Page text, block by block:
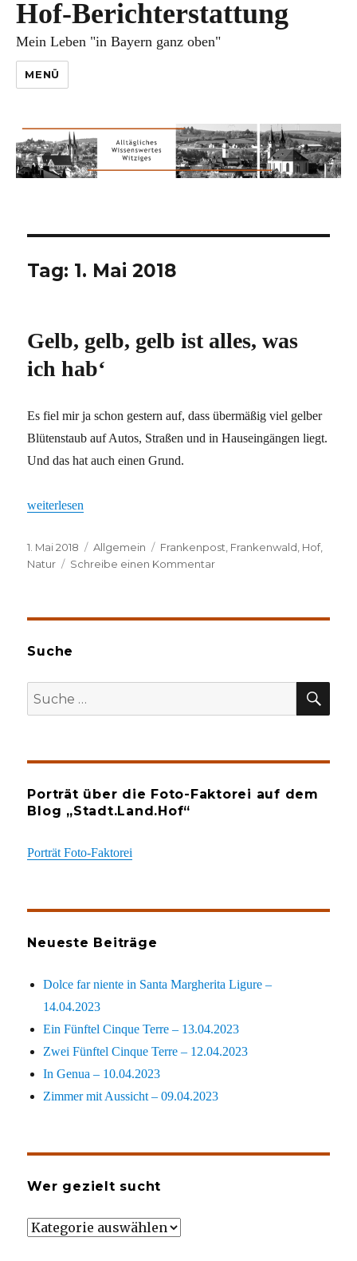
Hof-Berichterstattung
Mein Leben "in Bayern ganz oben"
MENÜ
Tag: 1. Mai 2018
Gelb, gelb, gelb ist alles, was
ich hab‘
Es fiel mir ja schon gestern auf, dass übermäßig viel gelber
Blütenstaub auf Autos, Straßen und in Hauseingängen liegt.
Und das hat auch einen Grund.
„Gelb, gelb, gelb ist alles, was ich hab‘“
weiterlesen
Veröffentlicht
am
1. Mai 2018 Kategorien
Allgemein Schlagwörter
Frankenpost Frankenwald Hof,
Natur
Schreibe einen Kommentarzu
ich
Suche
Suche
nach:
Porträt über die Foto-Faktorei auf dem
Blog „Stadt.Land.Hof“
Porträt Foto-Faktorei
Neueste Beiträge
Dolce far niente in Santa Margherita Ligure –
14.04.2023
Ein Fünftel Cinque Terre – 13.04.2023
Zwei Fünftel Cinque Terre – 12.04.2023
In Genua – 10.04.2023
Zimmer mit Aussicht – 09.04.2023
Wer gezielt sucht
Wer